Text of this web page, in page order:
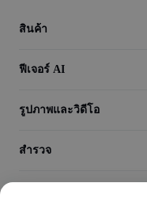
เพิ่มคำบรรยายในวิดีโอ
สินค้า
ฟีเจอร์ AI
รูปภาพและวิดีโอ
สำรวจ